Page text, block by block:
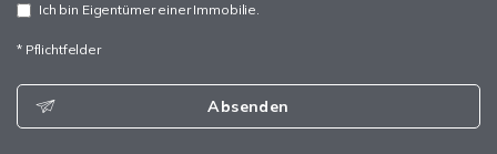
Ich bin Eigentümer einer Immobilie.
* Pflichtfelder
Absenden